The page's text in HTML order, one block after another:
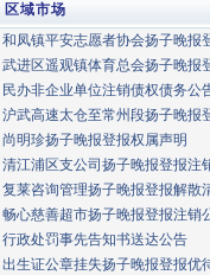
区域市场
和凤镇平安志愿者协会扬子晚报
武进区遥观镇体育总会扬子晚报
民办非企业单位注销债权债务公
沪武高速太仓至常州段扬子晚报
尚明珍扬子晚报登报权属声明
清江浦区支公司扬子晚报登报注
复莱咨询管理扬子晚报登报解散
畅心慈善超市扬子晚报登报注销
行政处罚事先告知书送达公告
出生证公章挂失扬子晚报登报优